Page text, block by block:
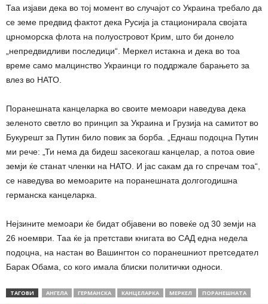
Таа изјави дека во тој момент во случајот со Украина требало да
се земе предвид фактот дека Русија ја стационирала својата
црноморска флота на полуостровот Крим, што би донело
„непредвидливи последици“. Меркел истакна и дека во тоа
време само малцинство Украинци го поддржале барањето за
влез во НАТО.
Поранешната канцеларка во своите мемоари наведува дека
зеленото светло во принцип за Украина и Грузија на самитот во
Букурешт за Путин било повик за борба. „Еднаш подоцна Путин
ми рече: „Ти нема да бидеш засекогаш канцелар, а потоа овие
земји ќе станат членки на НАТО. И јас сакам да го спречам тоа“,
се наведува во мемоарите на поранешната долгогодишна
германска канцеларка.
Нејзините мемоари ќе бидат објавени во повеќе од 30 земји на
26 ноември. Таа ќе ја претстави книгата во САД една недела
подоцна, на настан во Вашингтон со поранешниот претседател
Барак Обама, со кого имала блиски политички односи.
ТАГОВИ АНГЕЛА ГЕРМАНСКА КАНЦЕЛАРКА МЕРКЕЛ ПОРАНЕШНАТА